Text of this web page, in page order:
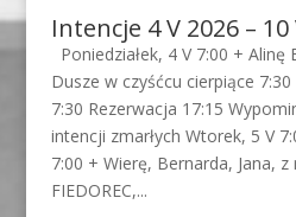
Intencje 4 V 2026 – 10
Poniedziałek, 4 V 7:00 + Alinę
Dusze w czyśćcu cierpiące
7:30 Rezerwacja 17:15
intencji zmarłych Wtorek, 5 V
7:00 + Wierę, Bernarda, Jana, z
FIEDOREC,...